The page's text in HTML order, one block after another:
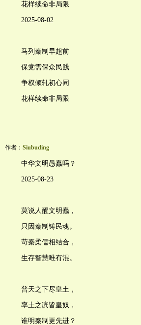
花样续命非局限
2025-08-02
马列秦制早超前
保党需保众民贱
争权倾轧初心同
花样续命非局限
作者： Siubuding
中华文明愚蠢吗？
2025-08-23
莫说人醒文明蠢，
只因秦制铸民魂。
苛秦柔儒相结合，
生存智慧唯有混。
普天之下尽皇土，
率土之滨皆皇奴，
谁明秦制更先进？